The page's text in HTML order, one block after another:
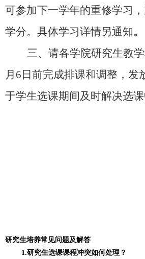
可参加下一学年的重修学习
学分。具体学习详情另通知。
三、请各学院研究生教
月 6 日前完成排课和调整，发
于学生选课期间及时解决选课
研究生培养常见问题及解答
1.研究生选课课程冲突如何处理？